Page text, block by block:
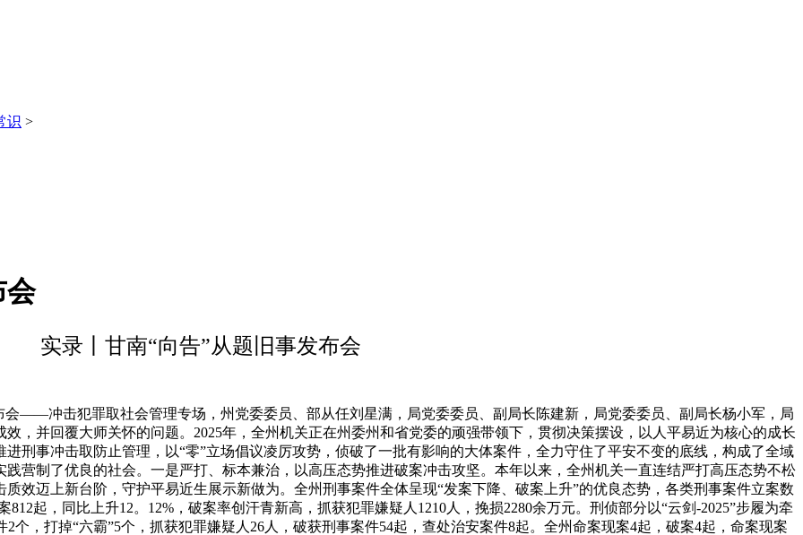
识 >
会
实录丨甘南“向告”从题旧事发布会
冲击犯罪取社会管理专场，州党委委员、部从任刘星满，局党委委员、副局长陈建新，局党委委员、副局长杨小军，局
，并回覆大师关怀的问题。2025年，全州机关正在州委州和省党委的顽强带领下，贯彻决策摆设，以人平易近为核心的成长
刑事冲击取防止管理，以“零”立场倡议凌厉攻势，侦破了一批有影响的大体案件，全力守住了平安不变的底线，构成了全域
营制了优良的社会。一是严打、标本兼治，以高压态势推进破案冲击攻坚。本年以来，全州机关一直连结严打高压态势不松
效迈上新台阶，守护平易近生展示新做为。全州刑事案件全体呈现“发案下降、破案上升”的优良态势，各类刑事案件立案数
起，同比上升12。12%，破案率创汗青新高，抓获犯罪嫌疑人1210人，挽损2280余万元。刑侦部分以“云剑-2025”步履为牵
个，打掉“六霸”5个，抓获犯罪嫌疑人26人，破获刑事案件54起，查处治安案件8起。全州命案现案4起，破案4起，命案现案